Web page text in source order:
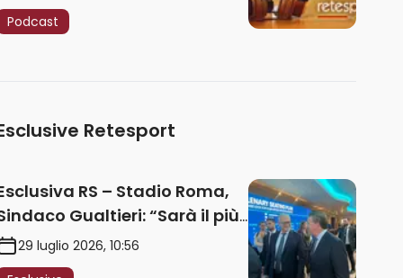
Podcast
Retesport
RS – Stadio Roma,
Gualtieri: “Sarà il più
del mondo. Assoluta
politica. Prima pietra nel
29 luglio 2026, 10:56